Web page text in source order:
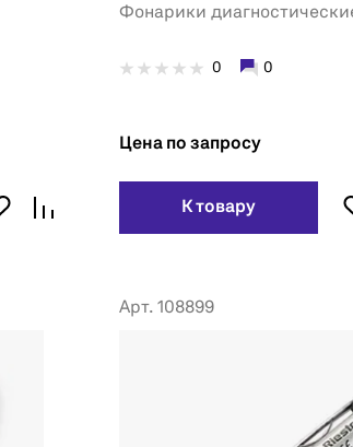
Фонарики
0 0
Цена по запросу
К товару
Арт. 108899